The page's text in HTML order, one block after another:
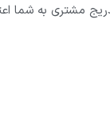
مشتری به شما